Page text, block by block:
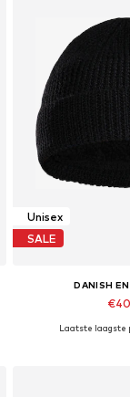
Unisex
SALE
DANISH
Beschikbare
Laatste laagste